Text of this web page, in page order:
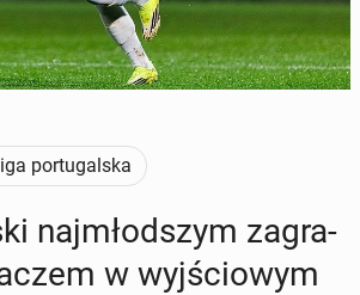
portugalska
naj­młod­szym za­gra­
w wyj­ścio­wym